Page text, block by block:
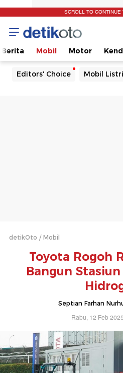
SCROLL TO CONTINUE
Berita Mobil Motor
Editors' Choice Mobil
detikOto Mobil
Toyota Rogoh
Bangun
Septian Farhan
Rabu, 12 Feb